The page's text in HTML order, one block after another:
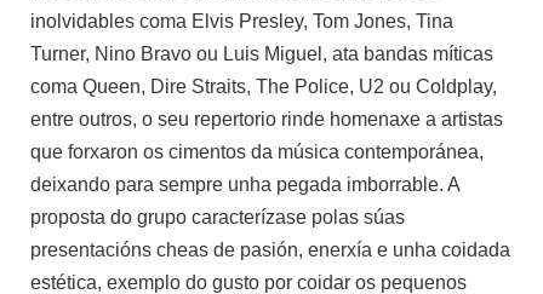
inolvidables coma Elvis Presley, Tom Jones, Tina
Turner, Nino Bravo ou Luis Miguel, ata bandas míticas
coma Queen, Dire Straits, The Police, U2 ou Coldplay,
entre outros, o seu repertorio rinde homenaxe a artistas
que forxaron os cimentos da música contemporánea,
deixando para sempre unha pegada imborrable. A
proposta do grupo caracterízase polas súas
presentacións cheas de pasión, enerxía e unha coidada
estética, exemplo do gusto por coidar os pequenos